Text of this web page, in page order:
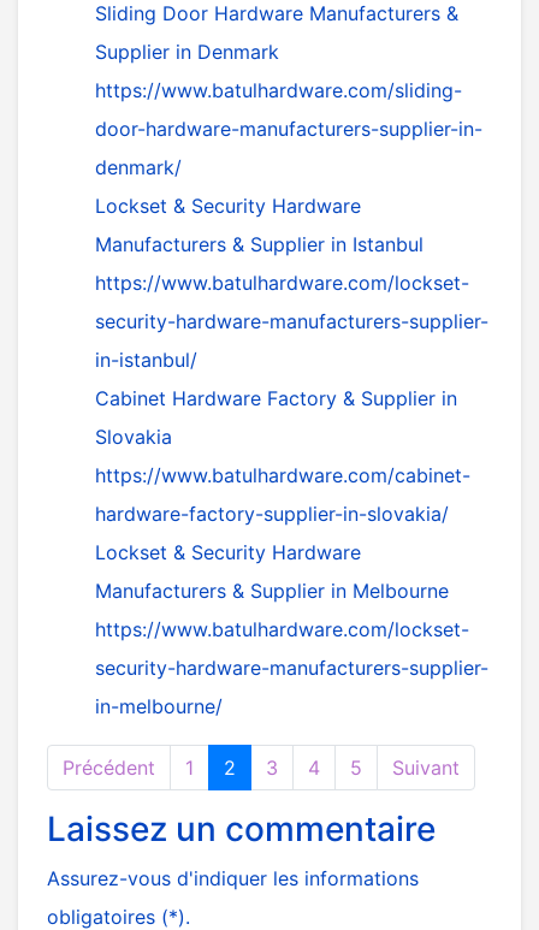
Sliding Door Hardware Manufacturers &
Supplier in Denmark
https://www.batulhardware.com/sliding-
door-hardware-manufacturers-supplier-in-
denmark/
Lockset & Security Hardware
Manufacturers & Supplier in Istanbul
https://www.batulhardware.com/lockset-
security-hardware-manufacturers-supplier-
in-istanbul/
Cabinet Hardware Factory & Supplier in
Slovakia
https://www.batulhardware.com/cabinet-
hardware-factory-supplier-in-slovakia/
Lockset & Security Hardware
Manufacturers & Supplier in Melbourne
https://www.batulhardware.com/lockset-
security-hardware-manufacturers-supplier-
in-melbourne/
Précédent 1 2 3 4 5 Suivant
Laissez un commentaire
Assurez-vous d'indiquer les informations
obligatoires (*).